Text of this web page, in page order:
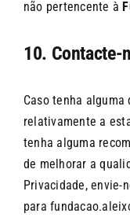
não pertencente à
10. Contacte-
Caso tenha
relativamente a
tenha alguma
de melhorar a
Privacidade, envie-
para